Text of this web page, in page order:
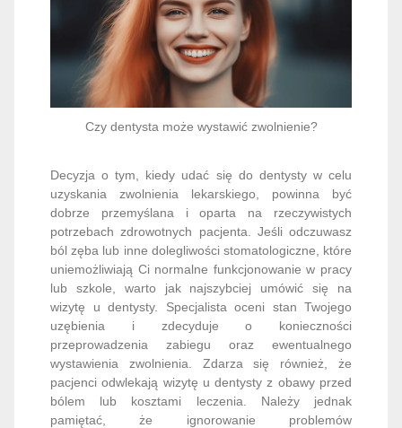
Czy dentysta może wystawić zwolnienie?
Decyzja o tym, kiedy udać się do dentysty w celu
uzyskania zwolnienia lekarskiego, powinna być
dobrze przemyślana i oparta na rzeczywistych
potrzebach zdrowotnych pacjenta. Jeśli odczuwasz
ból zęba lub inne dolegliwości stomatologiczne, które
uniemożliwiają Ci normalne funkcjonowanie w pracy
lub szkole, warto jak najszybciej umówić się na
wizytę u dentysty. Specjalista oceni stan Twojego
uzębienia i zdecyduje o konieczności
przeprowadzenia zabiegu oraz ewentualnego
wystawienia zwolnienia. Zdarza się również, że
pacjenci odwlekają wizytę u dentysty z obawy przed
bólem lub kosztami leczenia. Należy jednak
pamiętać, że ignorowanie problemów